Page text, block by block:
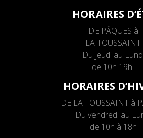
HORAIRES
DE PÂQUES à
LA TOUSSAINT
Du jeudi au
de 10h 19h
HORAIRES
DE LA TOUSSAINT à
Du vendredi au
de 10h à 18h